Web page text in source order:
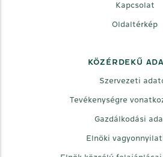
Kapcsolat
Oldaltérkép
KÖZÉRDEKŰ
Szervezeti
Tevékenységre
Gazdálkodási
Elnöki